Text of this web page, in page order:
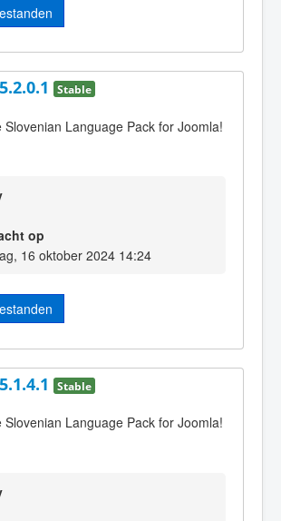
Stable
Slovenian Language Pack for Joomla!
op
16 oktober 2024 14:24
Stable
Slovenian Language Pack for Joomla!